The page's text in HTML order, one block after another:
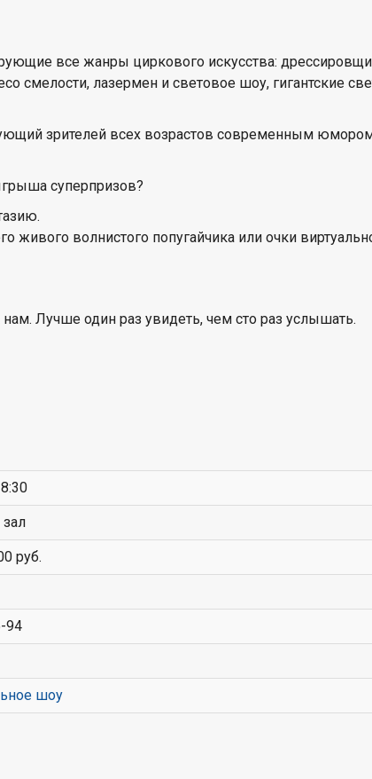
все жанры циркового искусства:
смелости, лазермен и световое шоу, гигантские
зрителей всех возрастов современным
суперпризов?
живого волнистого попугайчика или очки
Лучше один раз увидеть, чем сто раз услышать.
руб.
94
шоу